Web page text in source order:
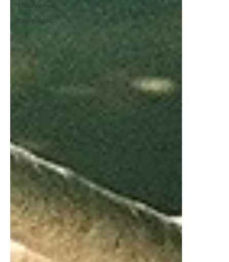
Plataformas
Entrevistas